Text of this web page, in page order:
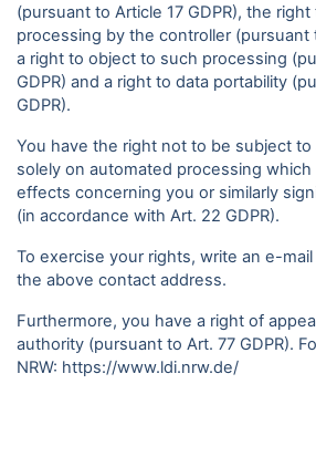
(pursuant to Article 17 GDPR), the
processing by the controller (pursuant
a right to object to such processing
GDPR) and a right to data portability
GDPR).
You have the right not to be subject to
solely on automated processing
effects concerning you or similarly
(in accordance with Art. 22 GDPR).
To exercise your rights, write an e-
the above contact address.
Furthermore, you have a right of
authority (pursuant to Art. 77 GDPR).
NRW: https://www.ldi.nrw.de/